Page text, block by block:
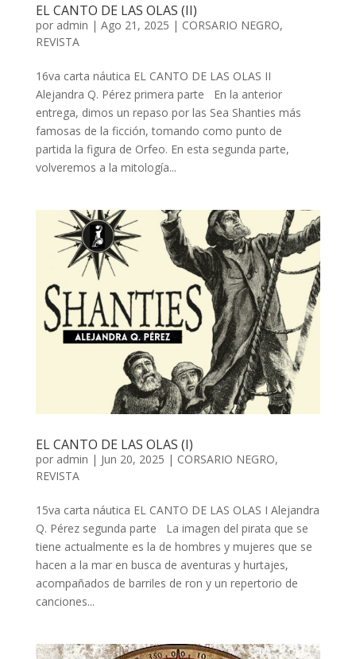
EL CANTO DE LAS OLAS (II)
por admin | Ago 21, 2025 | CORSARIO NEGRO,
REVISTA
16va carta náutica EL CANTO DE LAS OLAS II
Alejandra Q. Pérez primera parte En la anterior
entrega, dimos un repaso por las Sea Shanties más
famosas de la ficción, tomando como punto de
partida la figura de Orfeo. En esta segunda parte,
volveremos a la mitología...
EL CANTO DE LAS OLAS (I)
por admin | Jun 20, 2025 | CORSARIO NEGRO,
REVISTA
15va carta náutica EL CANTO DE LAS OLAS I Alejandra
Q. Pérez segunda parte La imagen del pirata que se
tiene actualmente es la de hombres y mujeres que se
hacen a la mar en busca de aventuras y hurtajes,
acompañados de barriles de ron y un repertorio de
canciones...